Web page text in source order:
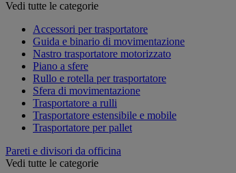
Vedi tutte le categorie
Accessori per trasportatore
Guida e binario di movimentazione
Nastro trasportatore motorizzato
Piano a sfere
Rullo e rotella per trasportatore
Sfera di movimentazione
Trasportatore a rulli
Trasportatore estensibile e mobile
Trasportatore per pallet
Pareti e divisori da officina
Vedi tutte le categorie